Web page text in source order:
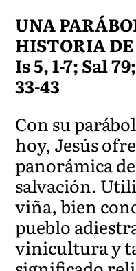
UNA
HISTORIA
Is 5, 1-7; Sal
33-43
Con su
hoy, Jesús
panorámica
salvación.
viña, bien
pueblo
vinicultura y